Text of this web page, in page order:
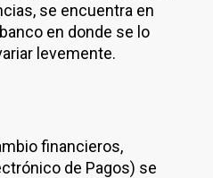
se encuentra en
en donde se lo
levemente.
financieros,
de Pagos) se